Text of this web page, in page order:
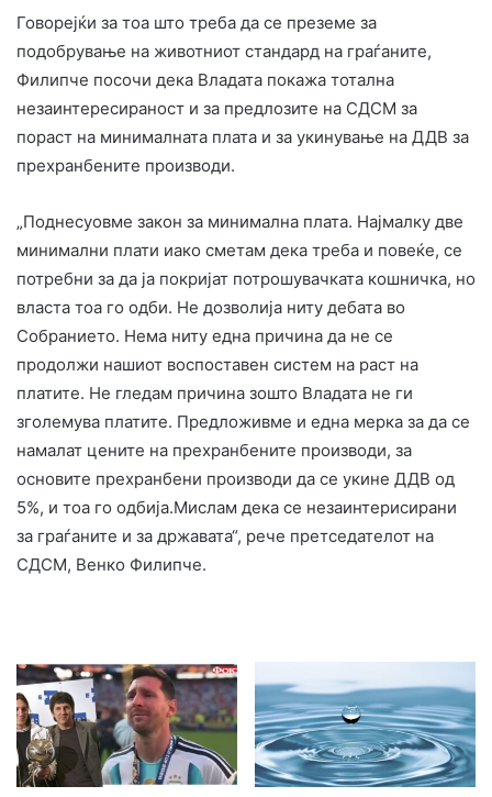
Говорејќи за тоа што треба да се преземе за
подобрување на животниот стандард на граѓаните,
Филипче посочи дека Владата покажа тотална
незаинтересираност и за предлозите на СДСМ за
пораст на минималната плата и за укинување на ДДВ за
прехранбените производи.
„Поднесуовме закон за минимална плата. Најмалку две
минимални плати иако сметам дека треба и повеќе, се
потребни за да ја покријат потрошувачката кошничка, но
власта тоа го одби. Не дозволија ниту дебата во
Собранието. Нема ниту една причина да не се
продолжи нашиот воспоставен систем на раст на
платите. Не гледам причина зошто Владата не ги
зголемува платите. Предложивме и една мерка за да се
намалат цените на прехранбените производи, за
основите прехранбени производи да се укине ДДВ од
5%, и тоа го одбија.Мислам дека се незаинтерисирани
за граѓаните и за државата“, рече претседателот на
СДСМ, Венко Филипче.